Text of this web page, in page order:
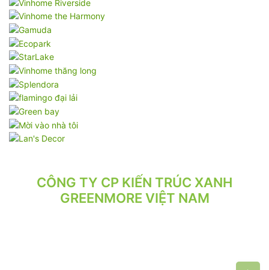
CÔNG TY CP KIẾN TRÚC XANH
GREENMORE VIỆT NAM